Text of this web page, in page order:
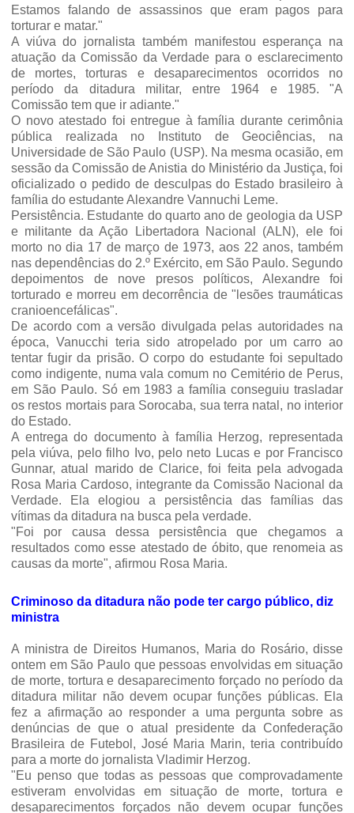
Estamos falando de assassinos que eram pagos para
torturar e matar."
A viúva do jornalista também manifestou esperança na
atua­ção da Comissão da Verdade pa­ra o esclarecimento
de mortes, torturas e desaparecimentos ocorridos no
período da ditadu­ra militar, entre 1964 e 1985. "A
Comissão tem que ir adiante."
O novo atestado foi entregue à família durante cerimônia
públi­ca realizada no Instituto de Geociências, na
Universidade de São Paulo (USP). Na mesma oca­sião, em
sessão da Comissão de Anistia do Ministério da Justiça, foi
oficializado o pedido de des­culpas do Estado brasileiro à
fa­mília do estudante Alexandre Vannuchi Leme.
Persistência. Estudante do quarto ano de geologia da USP
e militante da Ação Libertadora Nacional (ALN), ele foi
morto no dia 17 de março de 1973, aos 22 anos, também
nas dependên­cias do 2.º Exército, em São Paulo. Segundo
depoimentos de no­ve presos políticos, Alexandre foi
torturado e morreu em de­corrência de "lesões traumáti­cas
cranioencefálicas".
De acordo com a versão divul­gada pelas autoridades na
época, Vanucchi teria sido atropelado por um carro ao
tentar fugir da prisão. O corpo do estudante foi sepultado
como indigente, numa vala comum no Cemitério de Pe­rus,
em São Paulo. Só em 1983 a família conseguiu trasladar
os res­tos mortais para Sorocaba, sua terra natal, no interior
do Estado.
A entrega do documento à fa­mília Herzog, representada
pela viúva, pelo filho Ivo, pelo neto Lucas e por Francisco
Gunnar, atual marido de Clarice, foi feita pela advogada
Rosa Maria Car­doso, integrante da Comissão Nacional da
Verdade. Ela elogiou a persistência das famílias das
vítimas da ditadura na busca pela verdade.
"Foi por causa dessa persistên­cia que chegamos a
resultados como esse atestado de óbito, que renomeia as
causas da mor­te", afirmou Rosa Maria.
Criminoso da ditadura não pode ter cargo público, diz
ministra
A ministra de Direitos Huma­nos, Maria do Rosário, disse
ontem em São Paulo que pessoas envolvidas em situação
de mor­te, tortura e desaparecimento forçado no período da
ditadura militar não devem ocupar fun­ções públicas. Ela
fez a afirma­ção ao responder a uma pergun­ta sobre as
denúncias de que o atual presidente da Confedera­ção
Brasileira de Futebol, José Maria Marin, teria contribuído
para a morte do jornalista Vladi­mir Herzog.
"Eu penso que todas as pes­soas que comprovadamente
esti­veram envolvidas em situação de morte, tortura e
desapareci­mentos forçados não devem ocupar funções